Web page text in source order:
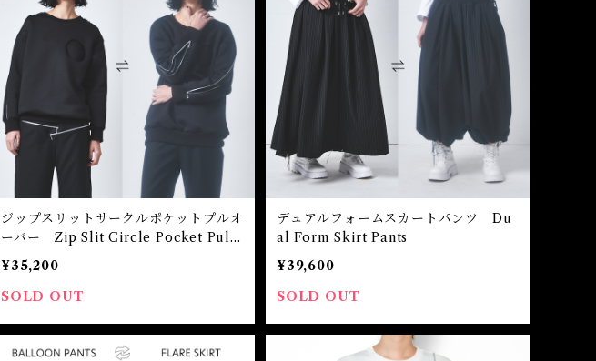
ジップスリットサークルポケットプルオ
ーバー Zip Slit Circle Pocket Pull
over
¥35,200
SOLD OUT
デュアルフォームスカートパンツ Du
al Form Skirt Pants
¥39,600
SOLD OUT